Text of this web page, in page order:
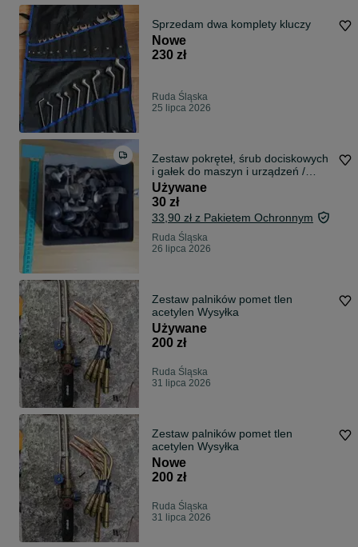
Sprzedam dwa komplety kluczy
Nowe
230 zł
Ruda Śląska
25 lipca 2026
Zestaw pokręteł, śrub dociskowych
i gałek do maszyn i urządzeń /
mebli
Używane
30 zł
33,90 zł z Pakietem Ochronnym
Ruda Śląska
26 lipca 2026
Zestaw palników pomet tlen
acetylen Wysyłka
Używane
200 zł
Ruda Śląska
31 lipca 2026
Zestaw palników pomet tlen
acetylen Wysyłka
Nowe
200 zł
Ruda Śląska
31 lipca 2026